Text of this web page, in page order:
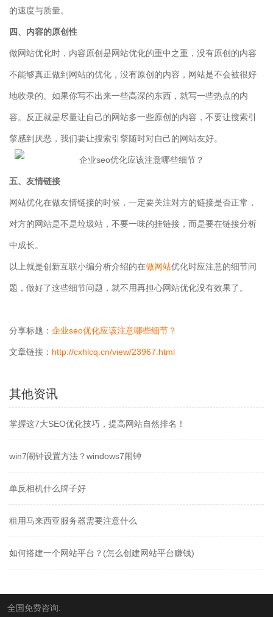
的速度与质量。
四、内容的原创性
做网站优化时，内容原创是网站优化的重中之重，没有原创的内容
不能够真正做到网站的优化，没有原创的内容，网站是不会被很好
地收录的。如果你写不出来一些高深的东西，就写一些热点的内
容。反正就是尽量让自己的网站多一些原创的内容，不要让搜索引
擎感到厌恶，我们要让搜索引擎随时对自己的网站友好。
五、友情链接
网站优化在做友情链接的时候，一定要关注对方的链接是否正常，
对方的网站是不是垃圾站，不要一味的挂链接，而是要在链接分析
中成长。
以上就是创新互联小编分析介绍的在做网站优化时应注意的细节问
题，做好了这些细节问题，就不用再担心网站优化没有效果了。
分享标题： 企业seo优化应该注意哪些细节？
文章链接： http://cxhlcq.cn/view/23967.html
其他资讯
掌握这7大SEO优化技巧，提高网站自然排名！
win7闹钟设置方法？windows7闹钟
单反相机什么牌子好
租用马来西亚服务器需要注意什么
如何搭建一个网站平台？(怎么创建网站平台赚钱)
全国免费咨询: